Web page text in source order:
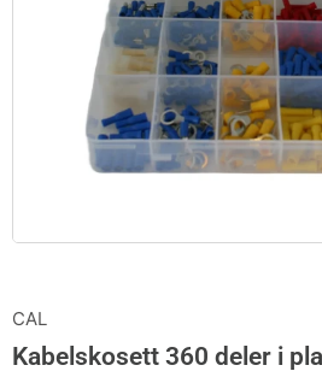
CAL
Kabelskosett 360 deler i